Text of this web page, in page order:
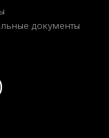
документы